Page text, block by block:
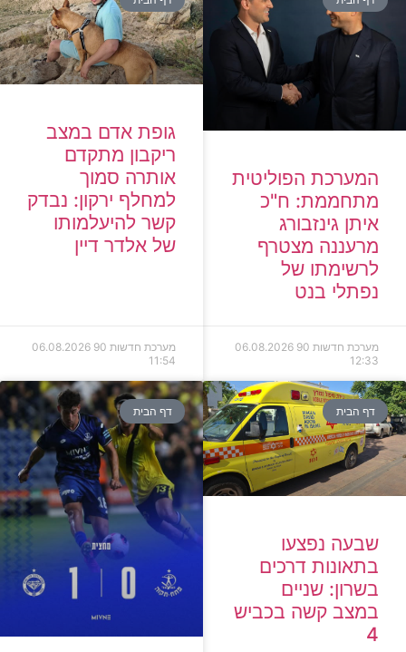
המערכת הפוליטית
מתחממת: ח"כ
איתן גינזבורג
מרעננה מצטרף
לרשימתו של
נפתלי בנט
מערכת חדשות 90
06.08.2026
12:33
גופת אדם במצב
ריקבון מתקדם
אותרה סמוך
למחלף ירקון: נבדק
קשר להיעלמותו
של אלדר דיין
מערכת חדשות 90
06.08.2026
11:54
דף הבית
שבעה נפצעו
בתאונות דרכים
בשרון: שניים
במצב קשה בכביש
4
דף הבית